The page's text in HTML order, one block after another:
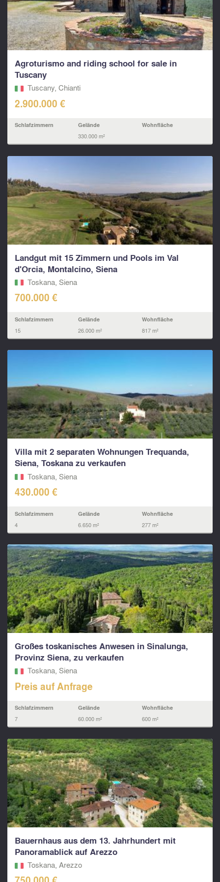
Agroturismo and riding school for sale in
Tuscany
Tuscany, Chianti
2.900.000 €
Schlafzimmern Gelände
330.000 m²
Wohnfläche
Landgut mit 15 Zimmern und Pools im Val
d'Orcia, Montalcino, Siena
Toskana, Siena
700.000 €
Schlafzimmern
15
Gelände
26.000 m²
Wohnfläche
817 m²
Villa mit 2 separaten Wohnungen Trequanda,
Siena, Toskana zu verkaufen
Toskana, Siena
430.000 €
Schlafzimmern
4
Gelände
6.650 m²
Wohnfläche
277 m²
Großes toskanisches Anwesen in Sinalunga,
Provinz Siena, zu verkaufen
Toskana, Siena
Preis auf Anfrage
Schlafzimmern
7
Gelände
60.000 m²
Wohnfläche
600 m²
Bauernhaus aus dem 13. Jahrhundert mit
Panoramablick auf Arezzo
Toskana, Arezzo